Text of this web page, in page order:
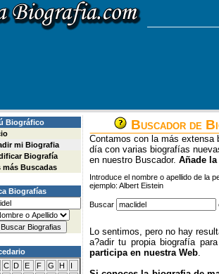
Biográfico
mi Biografia
Biografía
más Buscadas
Biografías
C D E F G H
I
Buscador de
Contamos con la más extensa
día con varias biografías
en nuestro Buscador. Añade
Introduce el nombre o apellido de la
ejemplo: Albert Eistein
Buscar
Lo sentimos, pero no hay
a?adir tu propia biografía
participa en nuestra Web.